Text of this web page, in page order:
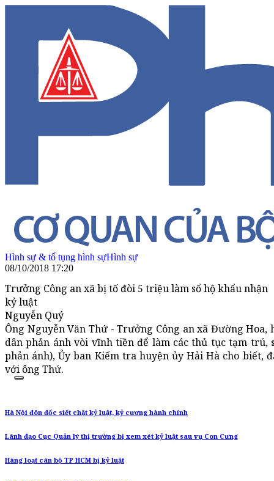
Hình sự & tố tụng hình sựHình sự
08/10/2018 17:20
Trưởng Công an xã bị tố đòi 5 triệu làm sổ hộ khẩu nhận
kỷ luật
Nguyễn Quý
Ông Nguyễn Văn Thứ - Trưởng Công an xã Đường
dân phản ánh vòi vĩnh tiền để làm các thủ tục tạm trú,
phản ánh), Ủy ban Kiểm tra huyện ủy Hải Hà cho biết,
với ông Thứ.
Hà Nội đôn đốc siết chặt kỷ luật, kỷ cương hành chính
Lãnh đạo Cục Quản lý thị trường bị xem xét kỷ luật sau vụ Con Cưng
Hàng loạt cán bộ TP HCM bị kỷ luật